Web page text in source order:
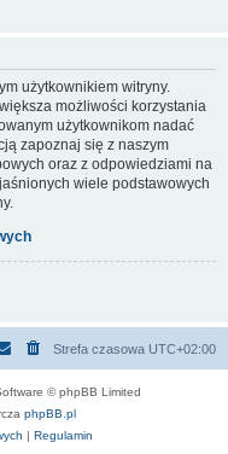
użytkownikiem witryny.
możliwości korzystania
użytkownikom nadać
zapoznaj się z naszym
oraz z odpowiedziami na
wiele podstawowych
Strefa czasowa UTC+02:00
© phpBB Limited
phpBB.pl
| Regulamin